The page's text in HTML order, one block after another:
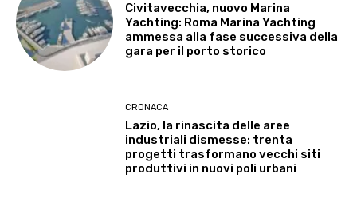
Civitavecchia, nuovo Marina
Yachting: Roma Marina Yachting
ammessa alla fase successiva della
gara per il porto storico
CRONACA
Lazio, la rinascita delle aree
industriali dismesse: trenta
progetti trasformano vecchi siti
produttivi in nuovi poli urbani